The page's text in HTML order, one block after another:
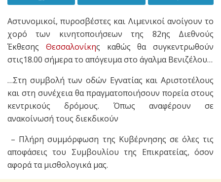
Aστυνομικοί, πυροσβέστες και Λιμενικοί ανοίγουν το
χορό των κινητοποιήσεων της 82ης Διεθνούς
Έκθεσης Θεσσαλονίκης καθώς θα συγκεντρωθούν
στις18.00 σήμερα το απόγευμα στο άγαλμα Βενιζέλου…
…Στη συμβολή των οδών Εγνατίας και Αριστοτέλους
και στη συνέχεια θα πραγματοποιήσουν πορεία στους
κεντρικούς δρόμους. Όπως αναφέρουν σε
ανακοίνωσή τους διεκδικούν
– Πλήρη συμμόρφωση της Κυβέρνησης σε όλες τις
αποφάσεις του Συμβουλίου της Επικρατείας, όσον
αφορά τα μισθολογικά μας.